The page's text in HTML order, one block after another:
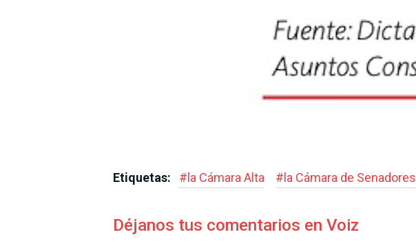
Etiquetas: # la Cámara Alta # la Cámara de Senado­res
Déjanos tus comentarios en Voiz